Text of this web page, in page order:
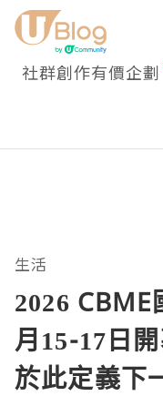
社群創作有價企劃
生活
2026
月15-17日
於此定義下